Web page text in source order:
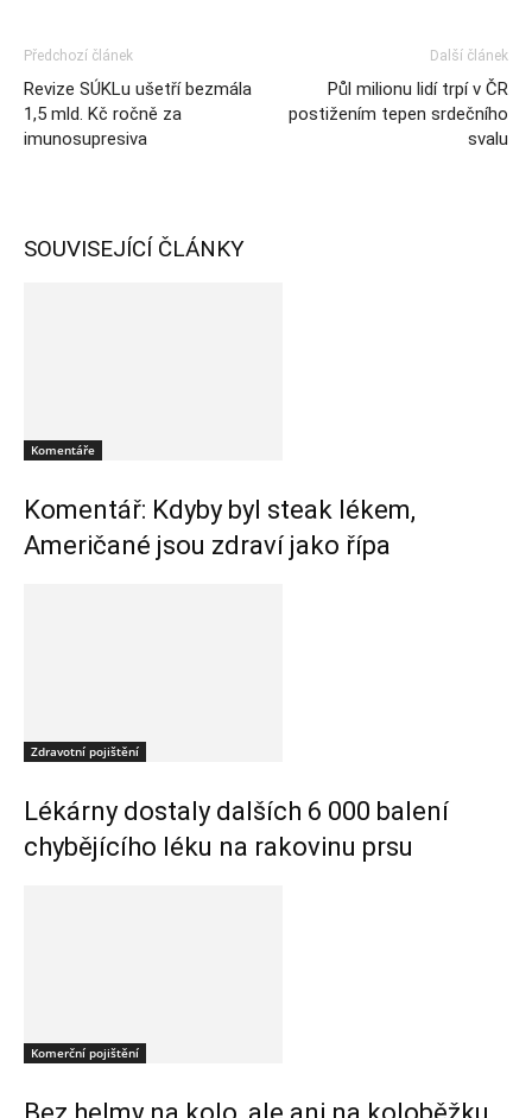
Předchozí článek
Revize SÚKLu ušetří bezmála
1,5 mld. Kč ročně za
imunosupresiva
Další článek
Půl milionu lidí trpí v ČR
postižením tepen srdečního
svalu
SOUVISEJÍCÍ ČLÁNKY
Komentáře
Komentář: Kdyby byl steak lékem,
Američané jsou zdraví jako řípa
Zdravotní pojištění
Lékárny dostaly dalších 6 000 balení
chybějícího léku na rakovinu prsu
Komerční pojištění